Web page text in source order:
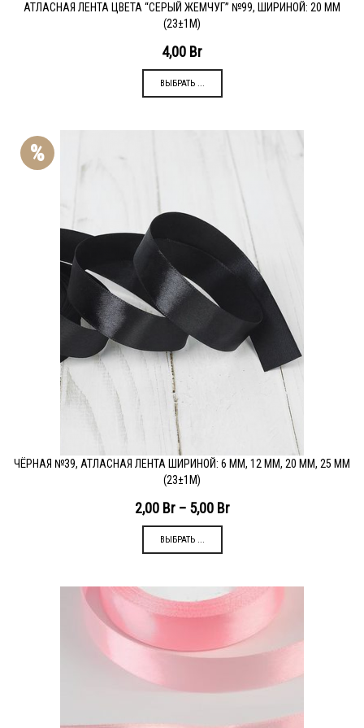
АТЛАСНАЯ ЛЕНТА ЦВЕТА “СЕРЫЙ ЖЕМЧУГ” №99, ШИРИНОЙ: 20 ММ
(23±1М)
4,00 Br
ВЫБРАТЬ ...
%
ЧЁРНАЯ №39, АТЛАСНАЯ ЛЕНТА ШИРИНОЙ: 6 ММ, 12 ММ, 20 ММ, 25 ММ
(23±1М)
2,00 Br– 5,00 Br
ВЫБРАТЬ ...